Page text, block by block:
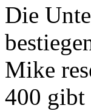
Die
Mike
400 gibt